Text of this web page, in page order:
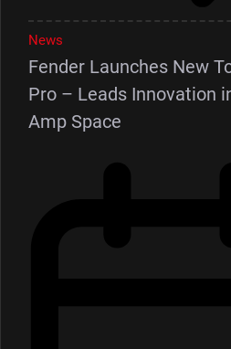
News
Fender Launches New
Pro – Leads Innovation
Amp Space